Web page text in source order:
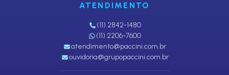
ATENDIMENTO
(11) 2842-1480
(11) 2206-7600
atendimento@paccini.com.br
ouvidoria@grupopaccini.com.br